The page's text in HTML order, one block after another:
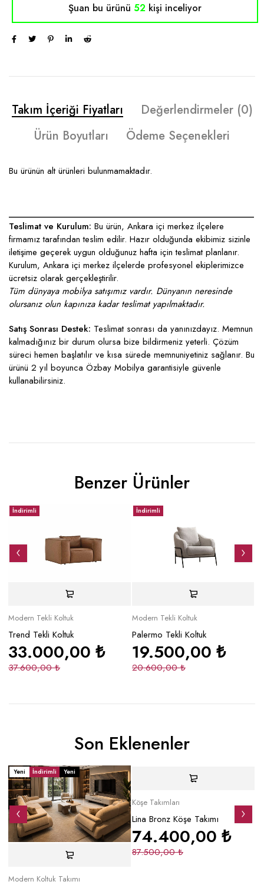
Şuan bu ürünü 52 kişi inceliyor
Takım İçeriği Fiyatları
Değerlendirmeler (0)
Ürün Boyutları
Ödeme Seçenekleri
Bu ürünün alt ürünleri bulunmamaktadır.
____________________________________________________
Teslimat ve Kurulum: Bu ürün, Ankara içi merkez ilçelere
firmamız tarafından teslim edilir. Hazır olduğunda ekibimiz sizinle
iletişime geçerek uygun olduğunuz hafta için teslimat planlanır.
Kurulum, Ankara içi merkez ilçelerde profesyonel ekiplerimizce
ücretsiz olarak gerçekleştirilir.
Tüm dünyaya mobilya satışımız vardır. Dünyanın neresinde
olursanız olun kapınıza kadar teslimat yapılmaktadır.
Satış Sonrası Destek: Teslimat sonrası da yanınızdayız. Memnun
kalmadığınız bir durum olursa bize bildirmeniz yeterli. Çözüm
süreci hemen başlatılır ve kısa sürede memnuniyetiniz sağlanır. Bu
ürünü 2 yıl boyunca Özbay Mobilya garantisiyle güvenle
kullanabilirsiniz.
Benzer Ürünler
İndirimli
Modern Tekli Koltuk
Trend Tekli Koltuk
37.600,00₺
33.000,00₺
İndirimli
Modern Tekli Koltuk
Palermo Tekli Koltuk
20.600,00₺
19.500,00 ₺
Son Eklenenler
Yeni İndirimli Yeni
Modern Koltuk Takımı
Köşe Takımları
Lina Bronz Köşe Takımı
87.500,00₺
74.400,00₺